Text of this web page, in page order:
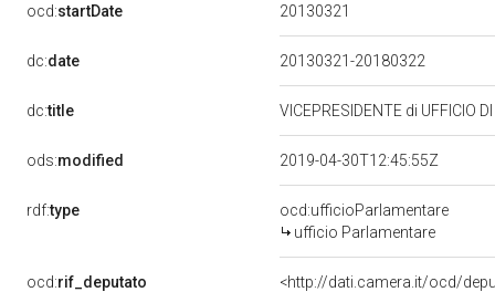
ocd:startDate 20130321
dc:date 20130321-20180322
dc:title VICEPRESIDENTE di UFFICIO
ods:modified 2019-04-30T12:45:55Z
rdf:type
ocd:ufficioParlamentare
ufficio Parlamentare
ocd:rif_deputato
<http://dati.camera.it/ocd/